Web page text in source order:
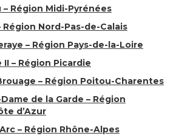
Région Midi-Pyrénées
Région Nord-Pas-de-Calais
– Région Pays-de-la-Loire
– Région Picardie
– Région Poitou-Charentes
de la Garde – Région
d’Azur
– Région Rhône-Alpes